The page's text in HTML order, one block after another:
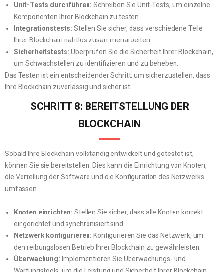
Unit-Tests durchführen: Schreiben Sie Unit-Tests, um einzelne
Komponenten Ihrer Blockchain zu testen.
Integrationstests: Stellen Sie sicher, dass verschiedene Teile
Ihrer Blockchain nahtlos zusammenarbeiten.
Sicherheitstests: Überprüfen Sie die Sicherheit Ihrer Blockchain,
um Schwachstellen zu identifizieren und zu beheben.
Das Testen ist ein entscheidender Schritt, um sicherzustellen, dass
Ihre Blockchain zuverlässig und sicher ist.
SCHRITT 8: BEREITSTELLUNG DER
BLOCKCHAIN
Sobald Ihre Blockchain vollständig entwickelt und getestet ist,
können Sie sie bereitstellen. Dies kann die Einrichtung von Knoten,
die Verteilung der Software und die Konfiguration des Netzwerks
umfassen.
Knoten einrichten: Stellen Sie sicher, dass alle Knoten korrekt
eingerichtet und synchronisiert sind.
Netzwerk konfigurieren: Konfigurieren Sie das Netzwerk, um
den reibungslosen Betrieb Ihrer Blockchain zu gewährleisten.
Überwachung: Implementieren Sie Überwachungs- und